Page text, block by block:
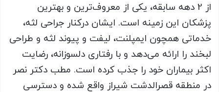
از 2 دهه سابقه، یکی از معروف‌ترین و بهترین
پزشکان این زمینه است. ایشان درکنار جراحی لثه،
خدماتی همچون ایمپلنت، لیفت و پیوند لثه و طراحی
لبخند را ارائه می‌دهد و با رفتاری دلسوزانه، رضایت
اکثر بیماران خود را جذب کرده است. مطب دکتر نصر
در منطقه قصرالدشت شیراز واقع شده و دسترسی